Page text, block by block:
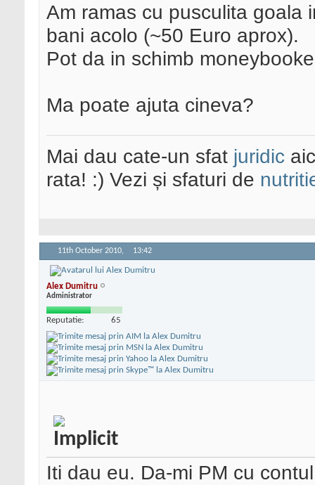
Am ramas cu pusculita goala
bani acolo (~50 Euro aprox).
Pot da in schimb
Ma poate ajuta cineva?
Mai dau cate-un sfat juridic
rata! :) Vezi și sfaturi de
11th October 2010, 13:42
Alex Dumitru
Administrator
Reputatie: 65
Iti dau eu. Da-mi PM cu